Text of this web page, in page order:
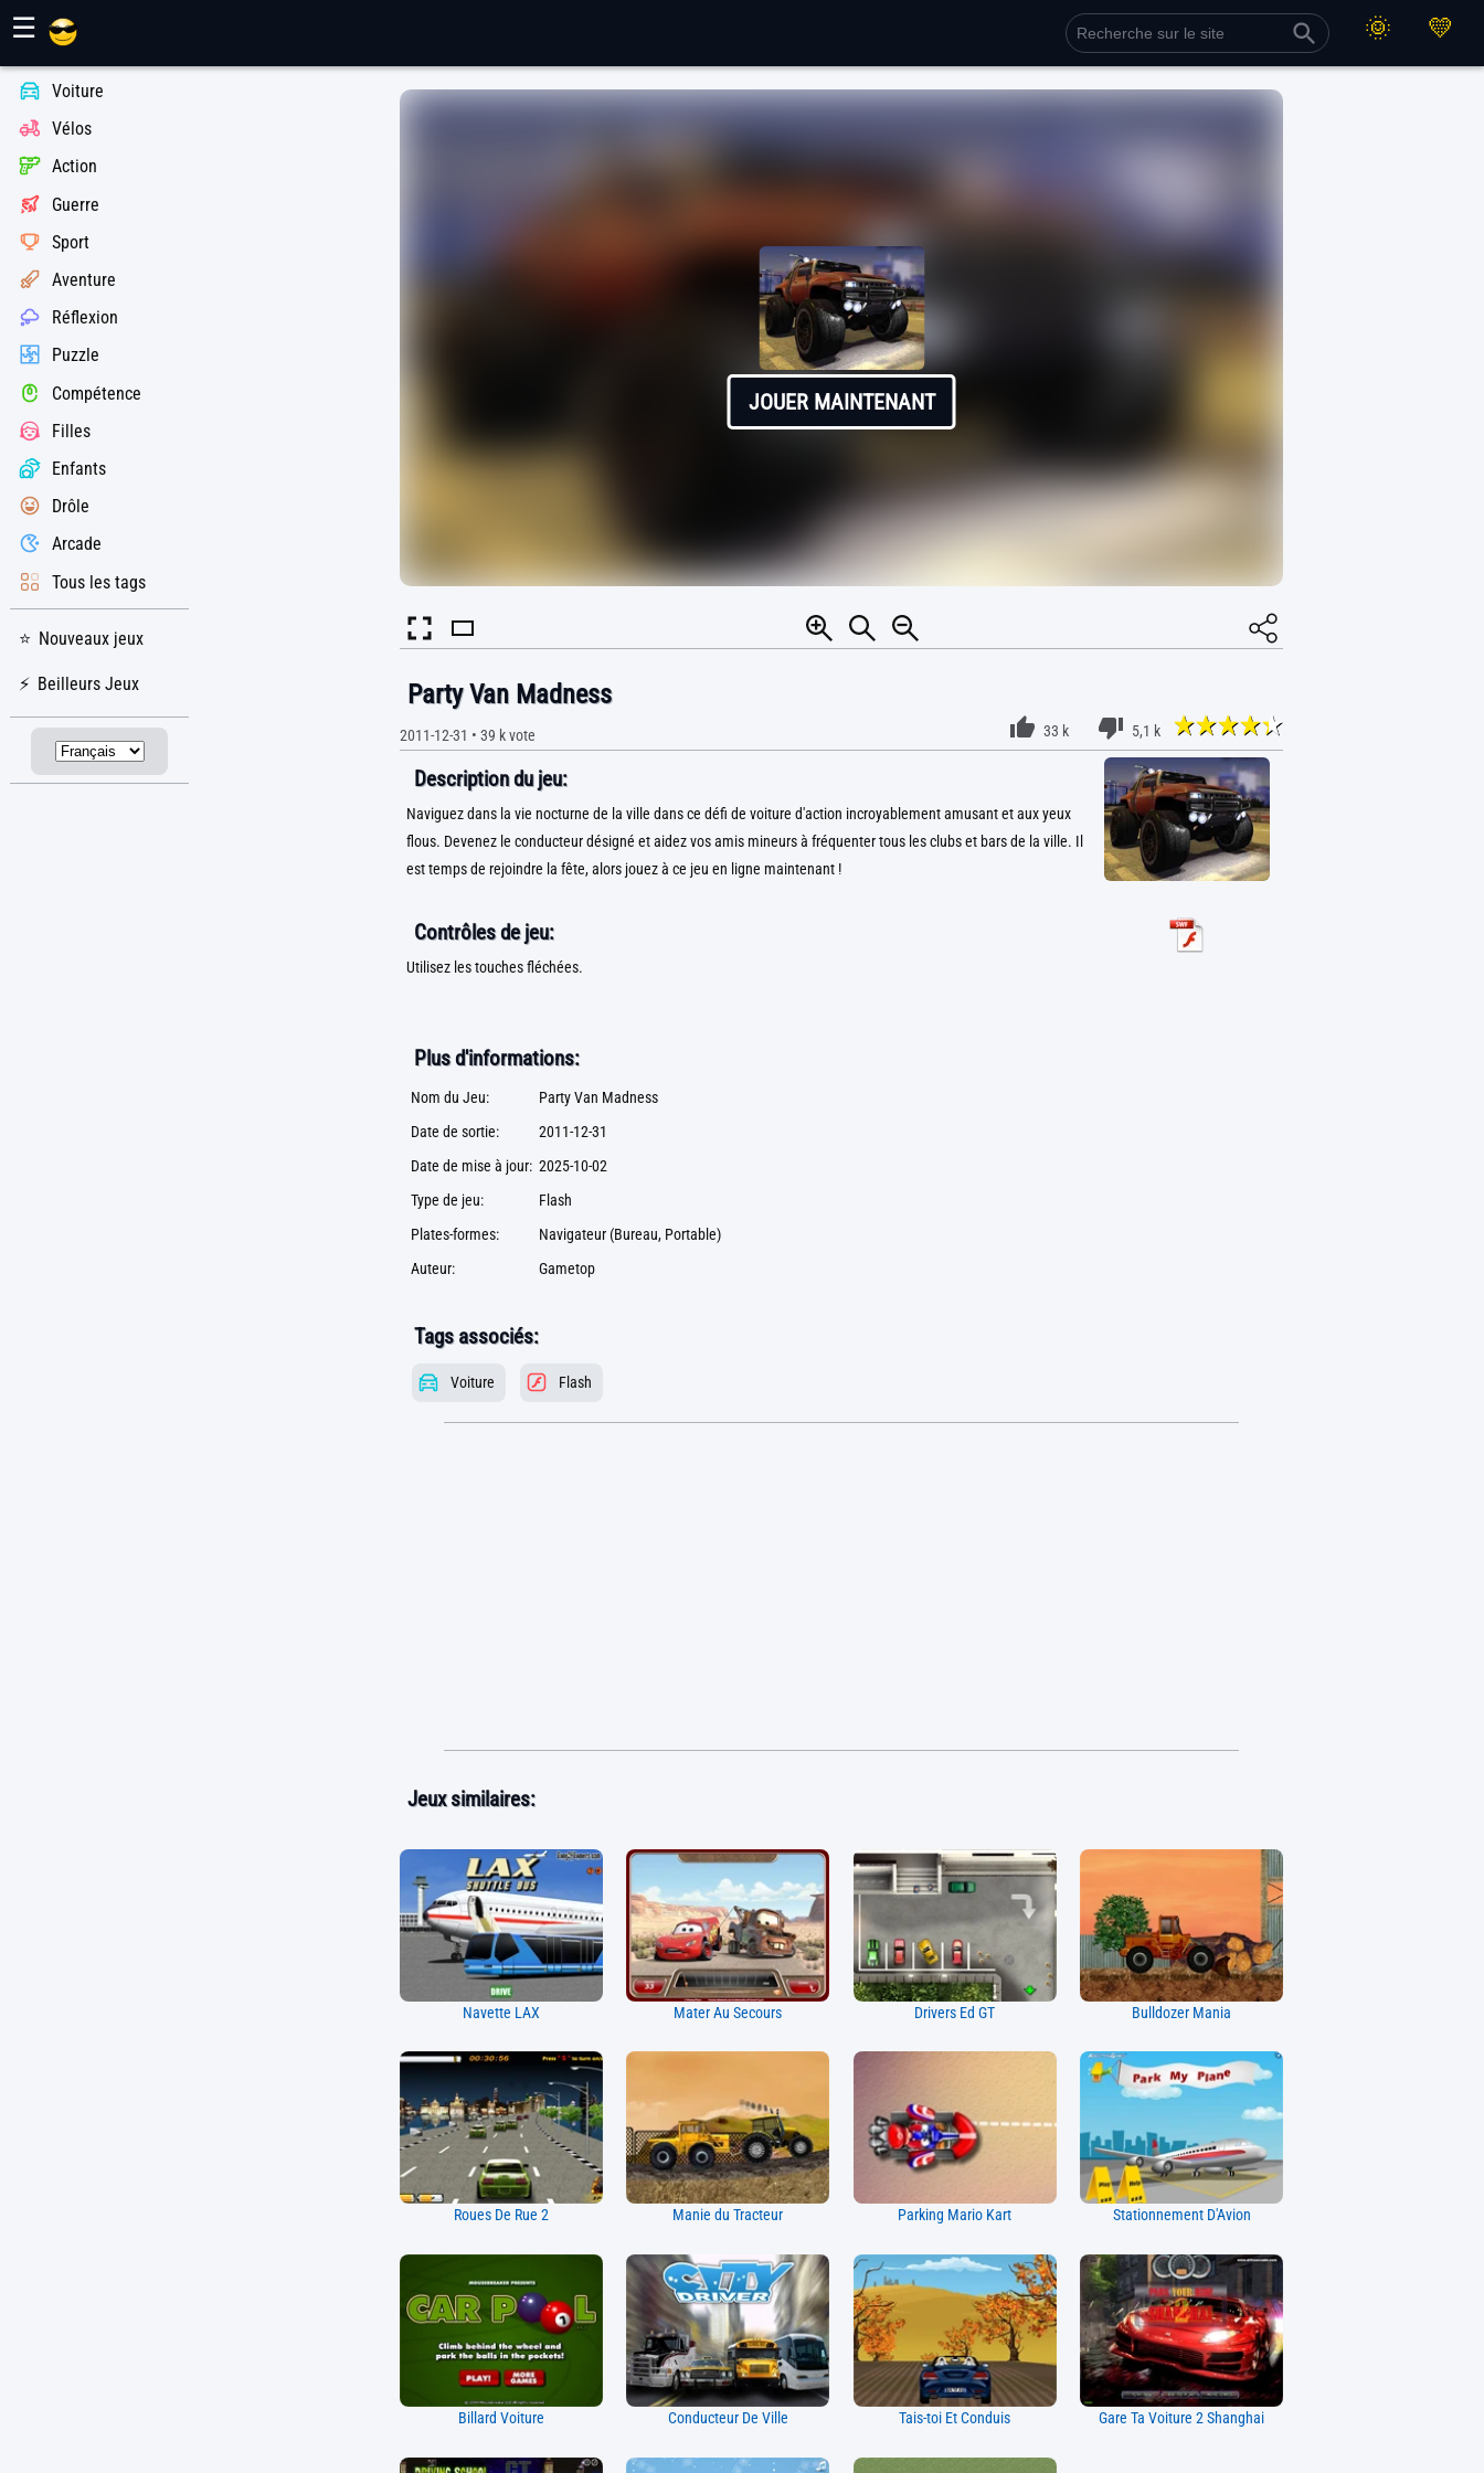
☰
Voiture
Vélos
Action
Guerre
Sport
Aventure
Réflexion
Puzzle
Compétence
Filles
Enfants
Drôle
Arcade
Tous les tags
Nouveaux jeux
Beilleurs Jeux
JOUER MAINTENANT
Party Van Madness
2011-12-31 • 39 kvote 33 k 5,1 k
Description du jeu:
Naviguez dans la vie nocturne de la ville dans ce défi de voiture d'action incroyablement amusant et aux yeux
flous. Devenez le conducteur désigné et aidez vos amis mineurs à fréquenter tous les clubs et bars de la ville. Il
est temps de rejoindre la fête, alors jouez à ce jeu en ligne maintenant !
Contrôles de jeu:
Utilisez les touches fléchées.
Plus d'informations:
Nom du Jeu:
Party Van Madness
Date de sortie:
2011-12-31
Date de mise à jour: 2025-10-02
Type de jeu:
Flash
Plates-formes:
Navigateur (Bureau, Portable)
Auteur:
Gametop
Tags associés:
Voiture Flash
Jeux similaires:
Navette LAX Mater Au Secours Drivers Ed GT Bulldozer Mania
Roues De Rue 2 Manie du Tracteur Parking Mario Kart Stationnement D'Avion
Billard Voiture Conducteur De Ville Tais-toi Et Conduis Gare Ta Voiture 2 Shanghai